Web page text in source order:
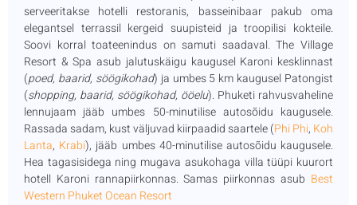
serveeritakse hotelli restoranis, basseinibaar pakub oma
elegantsel terrassil kergeid suupisteid ja troopilisi kokteile.
Soovi korral toateenindus on samuti saadaval. The Village
Resort & Spa asub jalutuskäigu kaugusel Karoni kesklinnast
(poed, baarid, söögikohad) ja umbes 5 km kaugusel Patongist
(shopping, baarid, söögikohad, ööelu). Phuketi rahvusvaheline
lennujaam jääb umbes 50-minutilise autosõidu kaugusele.
Rassada sadam, kust väljuvad kiirpaadid saartele (Phi Phi, Koh
Lanta, Krabi), jääb umbes 40-minutilise autosõidu kaugusele.
Hea tagasisidega ning mugava asukohaga villa tüüpi kuurort
hotell Karoni rannapiirkonnas. Samas piirkonnas asub Best
Western Phuket Ocean Resort